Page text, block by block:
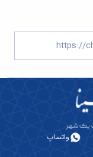
واتساپ